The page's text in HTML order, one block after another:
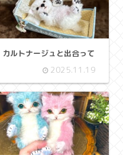
カルトナージュと出合って
2025.11.19